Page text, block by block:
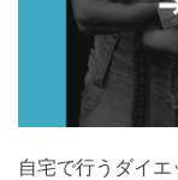
自宅で行うダイ